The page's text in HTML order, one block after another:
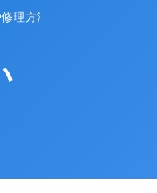
理方法